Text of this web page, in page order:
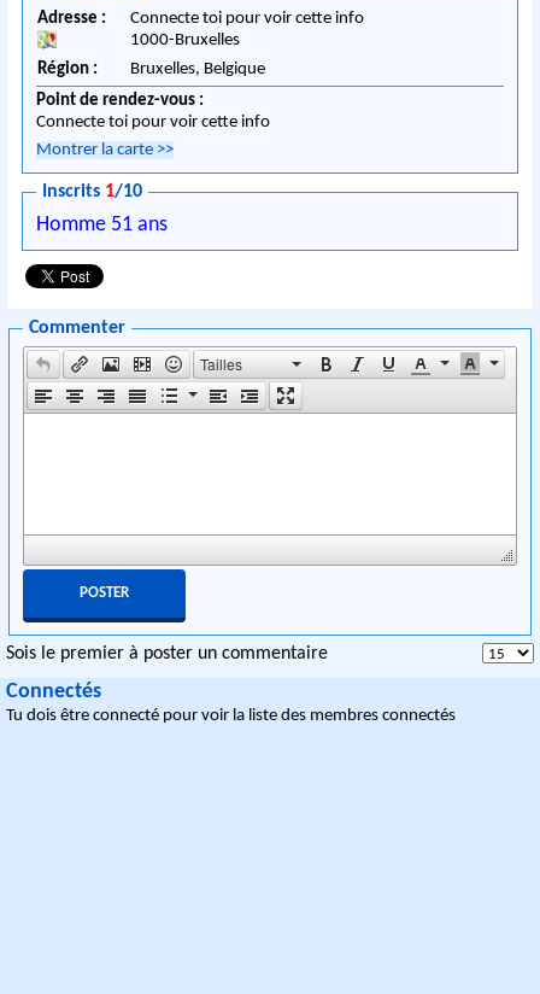
Adresse :
Connecte toi pour voir cette info
1000-Bruxelles
Région :
Bruxelles, Belgique
Point de rendez-vous :
Connecte toi pour voir cette info
Montrer la carte >>
Inscrits 1/10
Homme 51 ans
Commenter
Tailles
Sois le premier à poster un commentaire
Connectés
Tu dois être connecté pour voir la liste des membres connectés